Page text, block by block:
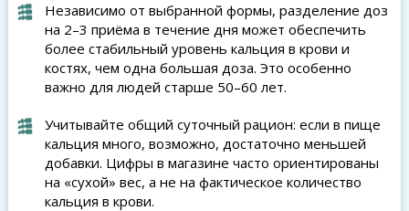
Независимо от выбранной формы, разделение доз
на 2–3 приёма в течение дня может обеспечить
более стабильный уровень кальция в крови и
костях, чем одна большая доза. Это особенно
важно для людей старше 50–60 лет.
Учитывайте общий суточный рацион: если в пище
кальция много, возможно, достаточно меньшей
добавки. Цифры в магазине часто ориентированы
на «сухой» вес, а не на фактическое количество
кальция в крови.